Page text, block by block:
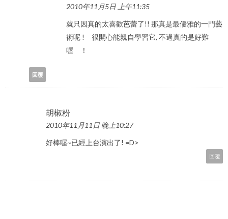
2010年11月5日 上午11:35
就只因真的太喜歡芭蕾了!! 那真是最優雅的一門藝
術呢 ! 很開心能親自學習它, 不過真的是好難
喔 ！
回覆
胡椒粉
2010年11月11日 晚上10:27
好棒喔~已經上台演出了! =D>
回覆